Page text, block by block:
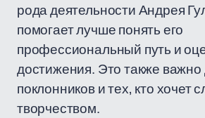
рода деятельности Андрея
помогает лучше понять его
профессиональный путь и
достижения. Это также важно
поклонников и тех, кто хочет
творчеством.